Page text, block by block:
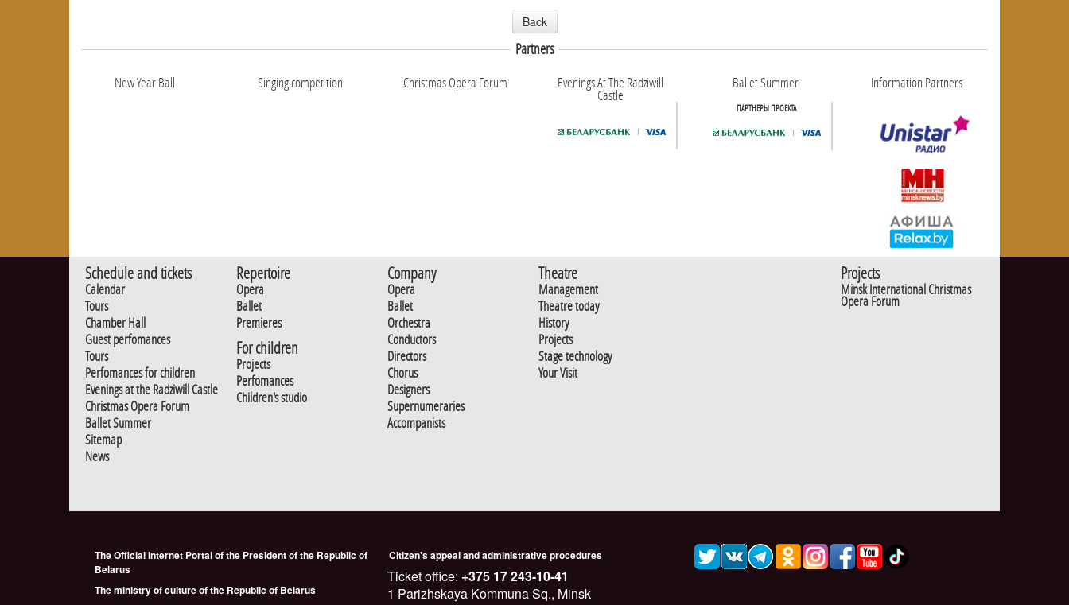
Back
Partners
New Year Ball
Singing competition Christmas Opera Forum Evenings At The Radziwill
Castle
Ballet Summer
ПАРТНЕРЫ ПРОЕКТА
Information Partners
Schedule and tickets
Calendar
Tours
Chamber Hall
Guest perfomances
Tours
Perfomances for children
Evenings at the Radziwill Castle
Christmas Opera Forum
Ballet Summer
Sitemap
News
Repertoire
Opera
Ballet
Premieres
For children
Projects
Perfomances
Children's studio
Company
Opera
Ballet
Orchestra
Conductors
Directors
Chorus
Designers
Supernumeraries
Accompanists
Theatre
Management
Theatre today
History
Projects
Stage technology
Your Visit
Projects
Minsk International Christmas
Opera Forum
The Official Internet Portal of the President of the Republic of
Belarus
The ministry of culture of the Republic of Belarus
Citizen's appeal and administrative procedures
Ticket office: +375 17 243-10-41
1 Parizhskaya Kommuna Sq., Minsk